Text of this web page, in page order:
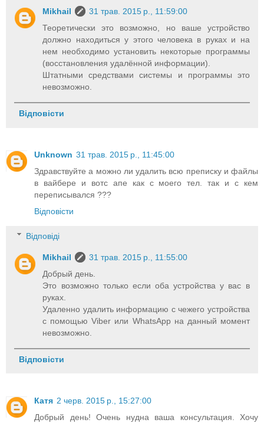
Mikhail
31 трав. 2015 р., 11:59:00
Теоретически это возможно, но ваше устройство
должно находиться у этого человека в руках и на
нем необходимо установить некоторые программы
(восстановления удалённой информации).
Штатными средствами системы и программы это
невозможно.
Відповісти
Unknown 31 трав. 2015 р., 11:45:00
Здравствуйте а можно ли удалить всю преписку и файлы
в вайбере и вотс апе как с моего тел. так и с кем
переписывался ???
Відповісти
Відповіді
Mikhail
31 трав. 2015 р., 11:55:00
Добрый день.
Это возможно только если оба устройства у вас в
руках.
Удаленно удалить информацию с чежего устройства
с помощью Viber или WhatsApp на данный момент
невозможно.
Відповісти
Катя 2 черв. 2015 р., 15:27:00
Добрый день! Очень нудна ваша консультация. Хочу